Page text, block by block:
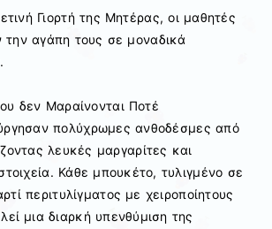
Γιορτή της Μητέρας, οι μαθητές
αγάπη τους σε μοναδικά
δεν Μαραίνονται Ποτέ
πολύχρωμες ανθοδέσμες από
λευκές μαργαρίτες και
Κάθε μπουκέτο, τυλιγμένο σε
περιτυλίγματος με χειροποίητους
μια διαρκή υπενθύμιση της